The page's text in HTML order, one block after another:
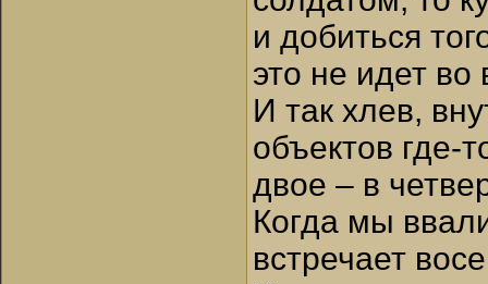
и добиться
это не идет во
И так хлев,
объектов где-
двое – в
Когда мы
встречает